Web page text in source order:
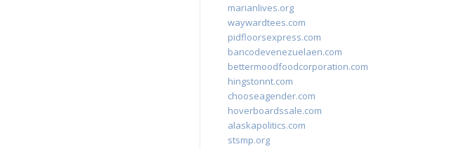
marianlives.org
waywardtees.com
pidfloorsexpress.com
bancodevenezuelaen.com
bettermoodfoodcorporation.com
hingstonnt.com
chooseagender.com
hoverboardssale.com
alaskapolitics.com
stsmp.org